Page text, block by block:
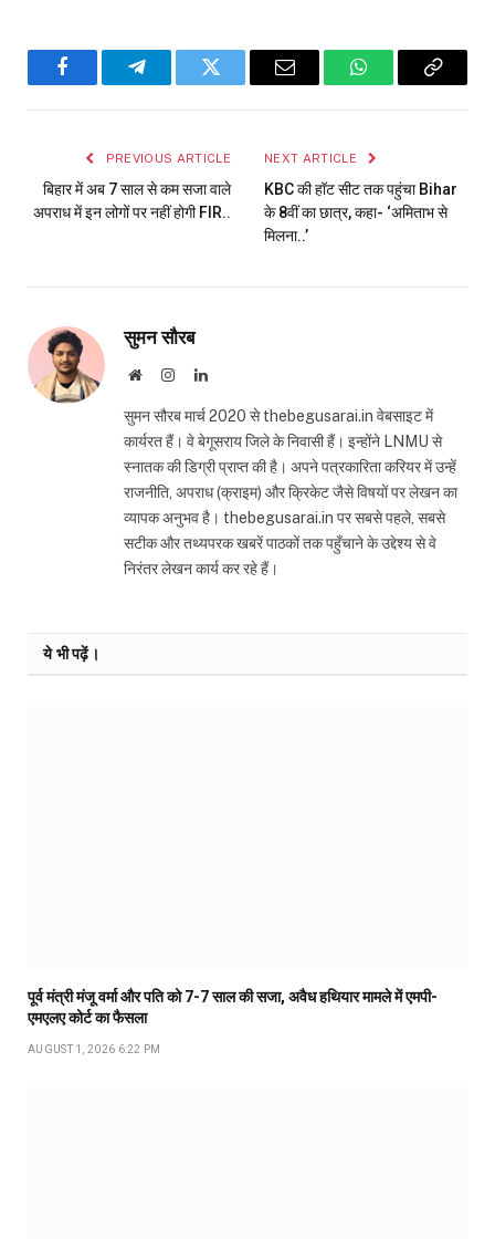
FacebookTelegramTwitter Email WhatsAppCopy
PREVIOUS ARTICLE
बिहार में अब 7 साल से कम सजा वाले
अपराध में इन लोगों पर नहीं होगी FIR..
NEXT ARTICLE
KBC की हॉट सीट तक पहुंचा Bihar
के 8वीं का छात्र, कहा- ‘अमिताभ से
मिलना..’
सुमन सौरब
WebsiteInstagramLinkedIn
सुमन सौरब मार्च 2020 से thebegusarai.in वेबसाइट में
कार्यरत हैं। वे बेगूसराय जिले के निवासी हैं। इन्होंने LNMU से
स्नातक की डिग्री प्राप्त की है। अपने पत्रकारिता करियर में उन्हें
राजनीति, अपराध (क्राइम) और क्रिकेट जैसे विषयों पर लेखन का
व्यापक अनुभव है। thebegusarai.in पर सबसे पहले, सबसे
सटीक और तथ्यपरक खबरें पाठकों तक पहुँचाने के उद्देश्य से वे
निरंतर लेखन कार्य कर रहे हैं।
ये भी पढ़ें।
पूर्व मंत्री मंजू वर्मा और पति को 7-7 साल की सजा, अवैध हथियार मामले में एमपी-
एमएलए कोर्ट का फैसला
AUGUST 1, 2026 6:22 PM